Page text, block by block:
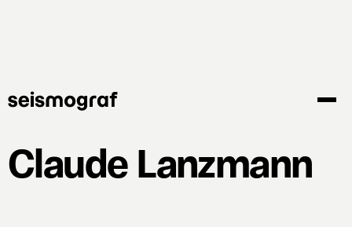
Claude Lanzmann